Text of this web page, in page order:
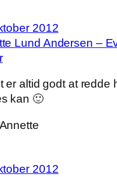
2012
Lund Andersen –
er altid godt at redde
kan 🙂
2012